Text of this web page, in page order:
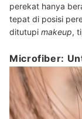
perekat hanya
tepat di posisi
ditutupi makeup,
Microfiber: